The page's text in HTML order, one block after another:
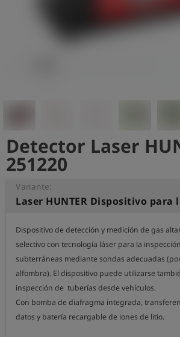
Detector Laser
251220
Variante:
Dispositivo de detección y medición de gas
selectivo con tecnología láser para la
subterráneas mediante sondas adecuadas
alfombra). El dispositivo puede utilizarse
inspección de  tuberías desde vehículos.
Con bomba de diafragma integrada,
datos y batería recargable de iones de litio.